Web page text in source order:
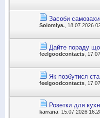
Засоби
Solomiya. , 18.07.2026
Дайте пораду
feelgoodcontacts ,
Як позбутися
feelgoodcontacts ,
Розетки для
karrana , 15.07.2026